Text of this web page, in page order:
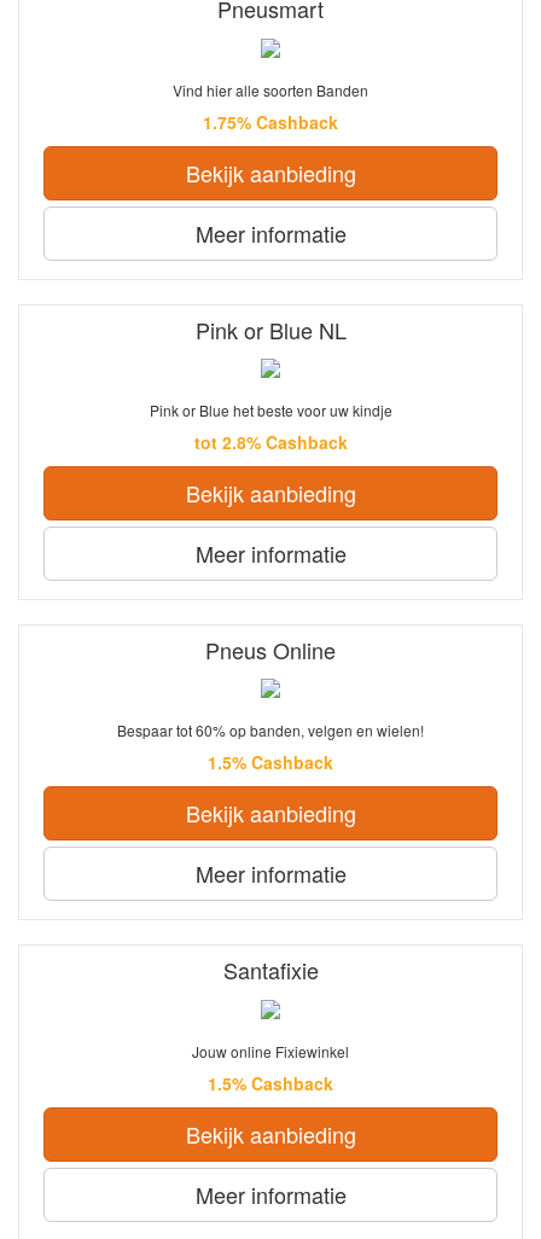
Pneusmart
Vind hier alle soorten Banden
1.75% Cashback
Bekijk aanbieding
Meer informatie
Pink or Blue NL
Pink or Blue het beste voor uw kindje
tot 2.8% Cashback
Bekijk aanbieding
Meer informatie
Pneus Online
Bespaar tot 60% op banden, velgen en wielen!
1.5% Cashback
Bekijk aanbieding
Meer informatie
Santafixie
Jouw online Fixiewinkel
1.5% Cashback
Bekijk aanbieding
Meer informatie